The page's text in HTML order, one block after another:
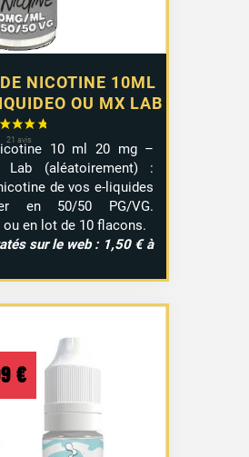
NICOTINE 10ML
OU MX LAB
10 ml 20 mg –
(aléatoirement) :
de vos e-liquides
en 50/50 PG/VG.
ou en lot de 10 flacons.
sur le web : 1,50 € à
€
Plage
de
prix :